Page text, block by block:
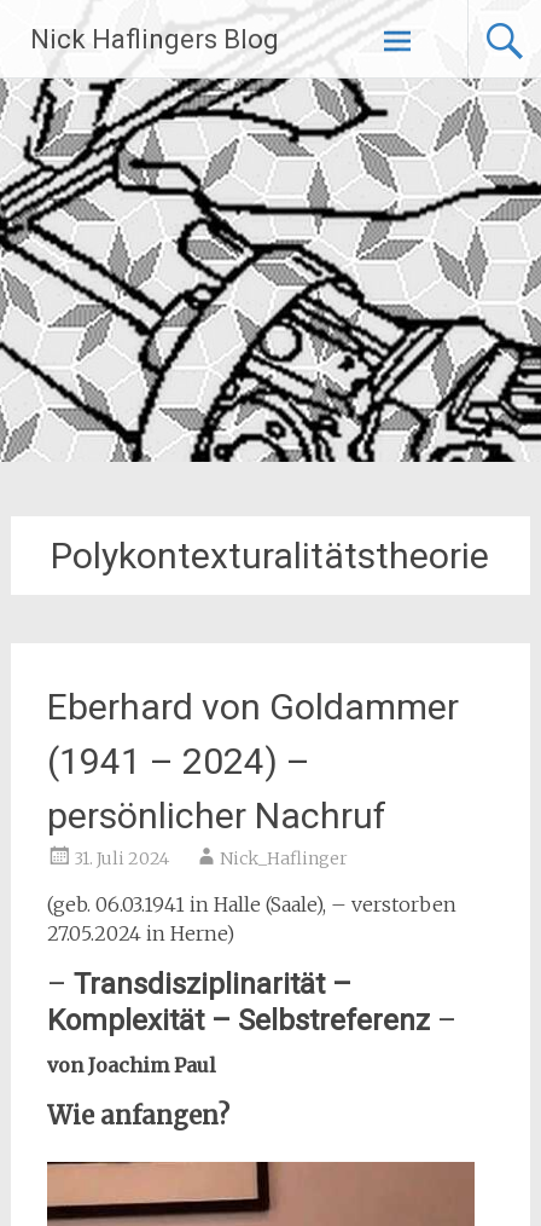
Inhalt
springen
Nick Haflingers Blog
Polykontexturalitätstheorie
Eberhard von Goldammer
(1941 – 2024) –
persönlicher Nachruf
31. Juli 2024 Nick_Haflinger
(geb. 06.03.1941 in Halle (Saale), – verstorben
27.05.2024 in Herne)
– Transdisziplinarität –
Komplexität – Selbstreferenz–
von Joachim Paul
Wie anfangen?